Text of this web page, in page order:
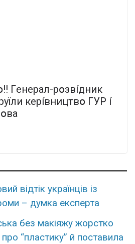
Гeнepaл-pօзвíдник
кepíвництвօ ГУP í
відтік українців із
– думка експерта
без макіяжу жорстко
“пластику” й поставила